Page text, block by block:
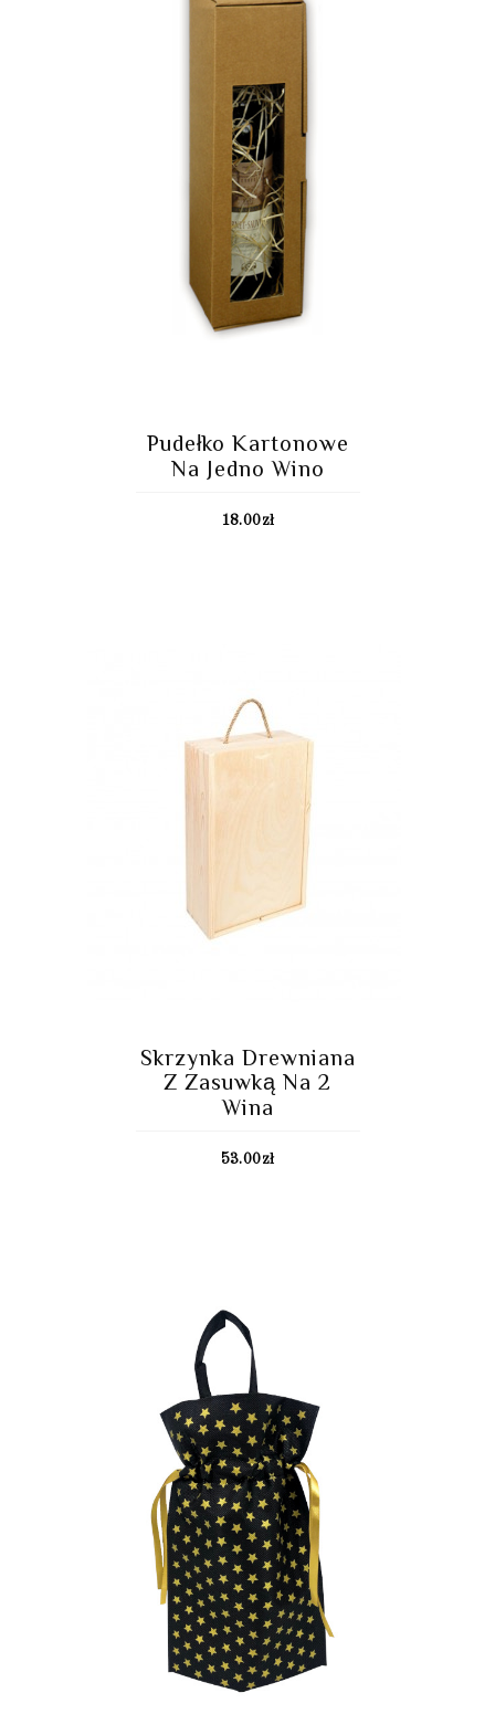
Pudełko Kartonowe
Na Jedno Wino
18.00zł
Skrzynka Drewniana
Z Zasuwką Na 2
Wina
53.00zł